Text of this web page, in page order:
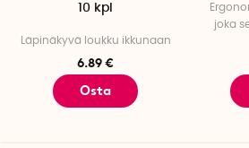
10 kpl
Läpinäkyvä loukku ikkunaan
6.89 €
Osta
joka